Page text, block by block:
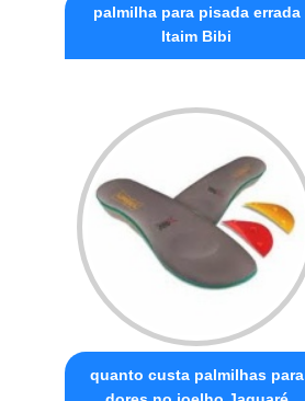
palmilha para pisada errada
Itaim Bibi
quanto custa palmilhas para